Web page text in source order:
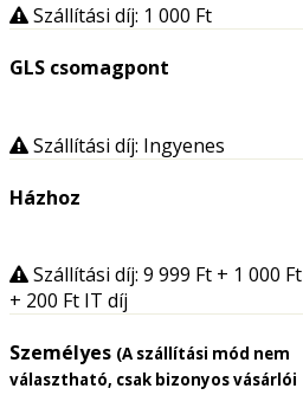
Szállítási díj: 1 000 Ft
GLS csomagpont
Szállítási díj: Ingyenes
Házhoz
Szállítási díj: 9 999 Ft + 1 000 Ft
+ 200 Ft IT díj
Személyes (A szállítási mód nem
választható, csak bizonyos vásárlói